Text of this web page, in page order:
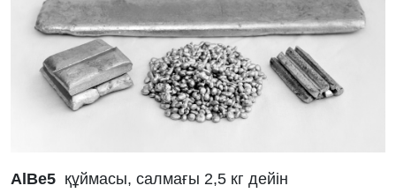
АlBe5 құймасы, салмағы 2,5 кг дейін